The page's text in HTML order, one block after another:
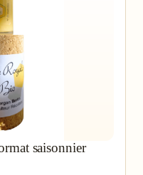
saisonnier